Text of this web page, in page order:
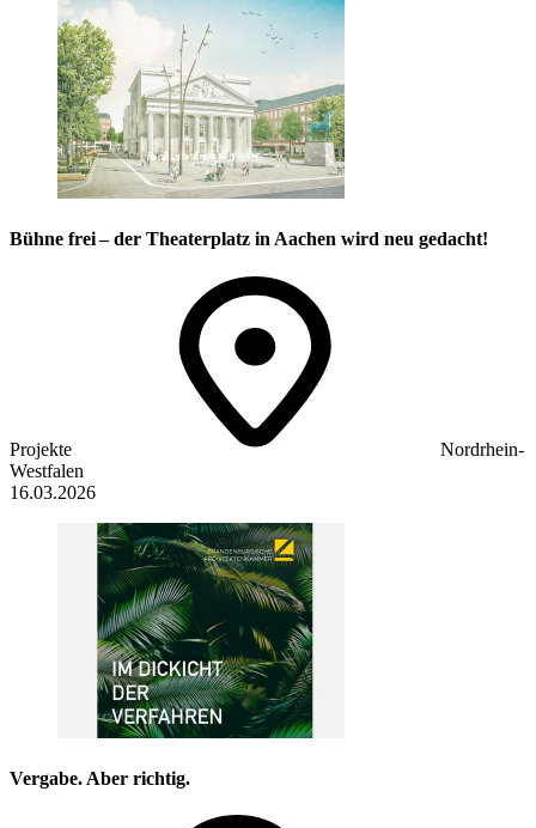
Bühne frei – der Theaterplatz in Aachen wird neu gedacht!
Projekte
Nordrhein-
Westfalen
16.03.2026
Vergabe. Aber richtig.